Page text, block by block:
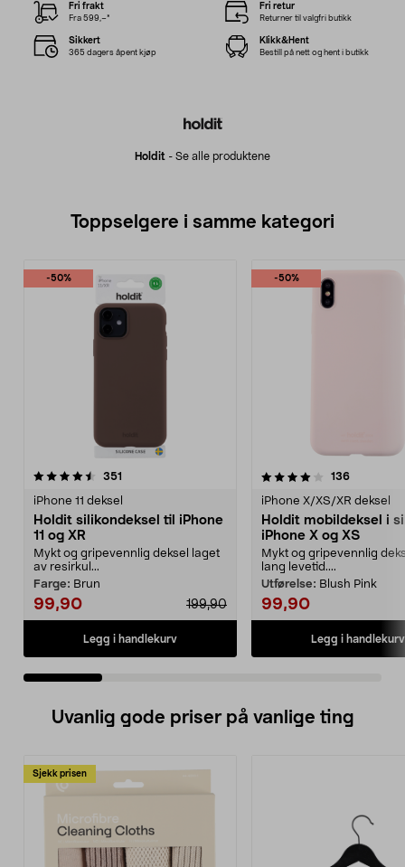
Holdit - Se alle produktene
Fri frakt
Fra 599,–*
Fri retur
Returner til valgfri butikk
Sikkert
365 dagers åpent kjøp
Klikk&Hent
Bestill på nett og hent i butikk
Toppselgere i samme kategori
-50%
351
iPhone 11 deksel
Holdit silikondeksel til iPhone
11 og XR
Mykt og gripevennlig deksel laget
av resirkul...
Farge: Brun
99,90 199,90
Legg i handlekurv
-50%
4.0 av 5 stjerner 136
iPhone X/XS/XR deksel
Holdit mobildeksel i
iPhone X og XS
Mykt og gripevennlig
lang levetid....
Utførelse: Blush Pink
99,90
Legg i handlekurv
4.5 av 5 stjerner
Uvanlig gode priser på vanlige ting
Sjekk prisen